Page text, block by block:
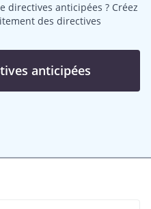
directives anticipées ? Créez
des directives
anticipées